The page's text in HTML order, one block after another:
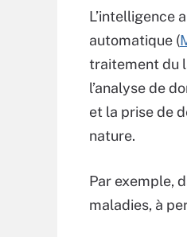
L’intelligence
automatique (
traitement du
l’analyse de
et la prise de
nature.
Par exemple,
maladies, à